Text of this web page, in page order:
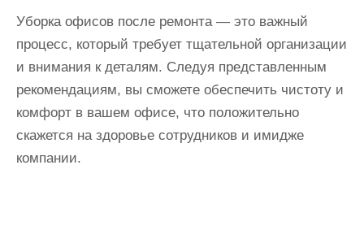
Уборка офисов после ремонта — это важный
процесс, который требует тщательной организации
и внимания к деталям. Следуя представленным
рекомендациям, вы сможете обеспечить чистоту и
комфорт в вашем офисе, что положительно
скажется на здоровье сотрудников и имидже
компании.